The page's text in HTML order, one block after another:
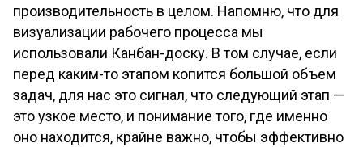
производительность в целом. Напомню, что для
визуализации рабочего процесса мы
использовали Канбан-доску. В том случае, если
перед каким-то этапом копится большой объем
задач, для нас это сигнал, что следующий этап —
это узкое место, и понимание того, где именно
оно находится, крайне важно, чтобы эффективно